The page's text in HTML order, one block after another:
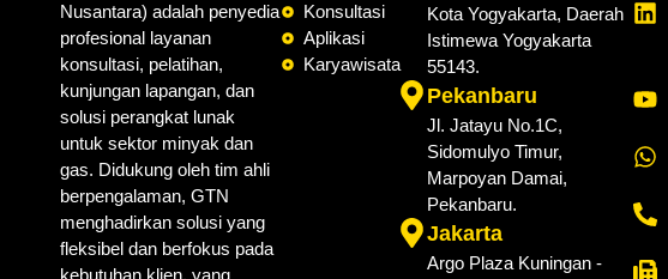
Nusantara) adalah penyedia
profesional layanan
konsultasi, pelatihan,
kunjungan lapangan, dan
solusi perangkat lunak
untuk sektor minyak dan
gas. Didukung oleh tim ahli
berpengalaman, GTN
menghadirkan solusi yang
fleksibel dan berfokus pada
Konsultasi
Aplikasi
Karyawisata
Kota Yogyakarta, Daerah
Istimewa Yogyakarta
55143.
Pekanbaru
Jl. Jatayu No.1C,
Sidomulyo Timur,
Marpoyan Damai,
Pekanbaru.
Jakarta
Argo Plaza Kuningan -